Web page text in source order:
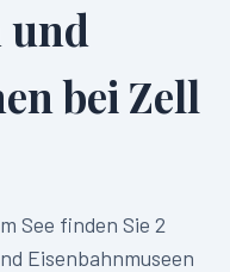
und
bei Zell
See finden Sie 2
Eisenbahnmuseen